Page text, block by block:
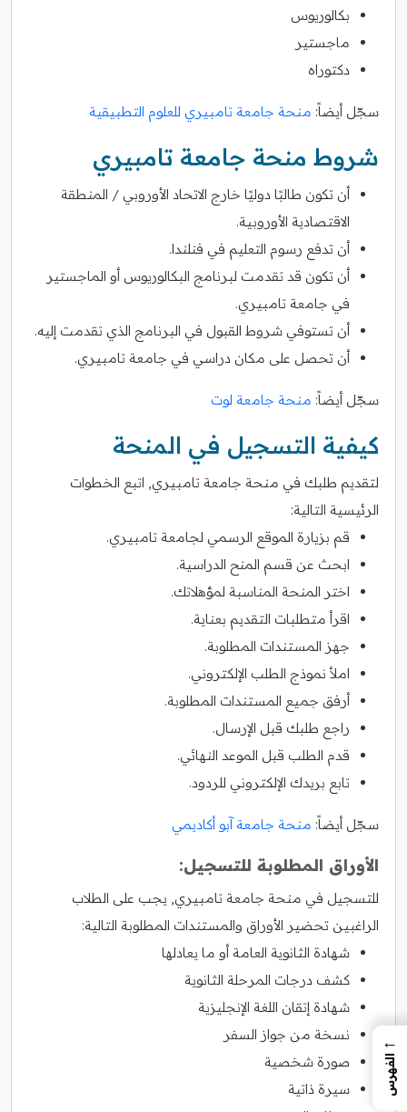
بكالوريوس
ماجستير
دكتوراه
سجّل أيضاً: منحة جامعة تامبيري للعلوم التطبيقية
شروط منحة جامعة تامبيري
أن تكون طالبًا دوليًا خارج الاتحاد الأوروبي / المنطقة
الاقتصادية الأوروبية.
أن تدفع رسوم التعليم في فنلندا.
أن تكون قد تقدمت لبرنامج البكالوريوس أو الماجستير
في جامعة تامبيري.
أن تستوفي شروط القبول في البرنامج الذي تقدمت إليه.
أن تحصل على مكان دراسي في جامعة تامبيري.
سجّل أيضاً: منحة جامعة لوت
كيفية التسجيل في المنحة
لتقديم طلبك في منحة جامعة تامبيري, اتبع الخطوات
الرئيسية التالية:
قم بزيارة الموقع الرسمي لجامعة تامبيري.
ابحث عن قسم المنح الدراسية.
اختر المنحة المناسبة لمؤهلاتك.
اقرأ متطلبات التقديم بعناية.
جهز المستندات المطلوبة.
املأ نموذج الطلب الإلكتروني.
أرفق جميع المستندات المطلوبة.
راجع طلبك قبل الإرسال.
قدم الطلب قبل الموعد النهائي.
تابع بريدك الإلكتروني للردود.
سجّل أيضاً: منحة جامعة آبو أكاديمي
الأوراق المطلوبة للتسجيل:
للتسجيل في منحة جامعة تامبيري, يجب على الطلاب
الراغبين تحضير الأوراق والمستندات المطلوبة التالية:
شهادة الثانوية العامة أو ما يعادلها
كشف درجات المرحلة الثانوية
شهادة إتقان اللغة الإنجليزية
نسخة من جواز السفر
صورة شخصية
سيرة ذاتية
←
الفهرس